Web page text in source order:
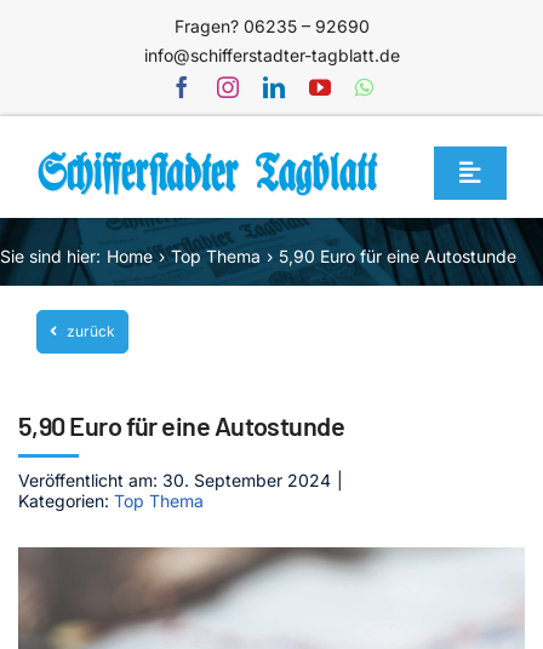
Fragen? 06235 – 92690
info@schifferstadter-tagblatt.de
Toggle
Home
Themen
Blog
Service
Mediathek
Sie sind hier: Home Top Thema 5,90 Euro für eine Autostunde
zurück
5,90 Euro für eine Autostunde
Veröffentlicht am: 30. September 2024
Kategorien: Top Thema